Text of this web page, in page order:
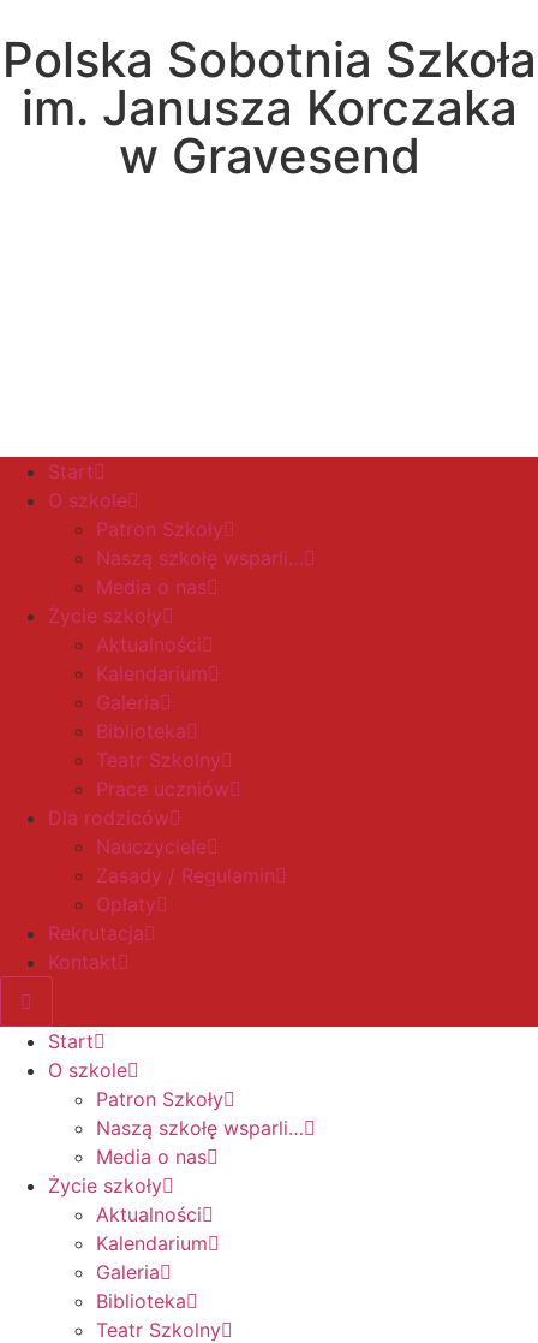
Polska Sobotnia Szkoła
im. Janusza Korczaka
w Gravesend
Start
O szkole
Patron Szkoły
Naszą szkołę wsparli…
Media o nas
Życie szkoły
Aktualności
Kalendarium
Galeria
Biblioteka
Teatr Szkolny
Prace uczniów
Dla rodziców
Nauczyciele
Zasady / Regulamin
Opłaty
Rekrutacja
Kontakt
Start
O szkole
Patron Szkoły
Naszą szkołę wsparli…
Media o nas
Życie szkoły
Aktualności
Kalendarium
Galeria
Biblioteka
Teatr Szkolny